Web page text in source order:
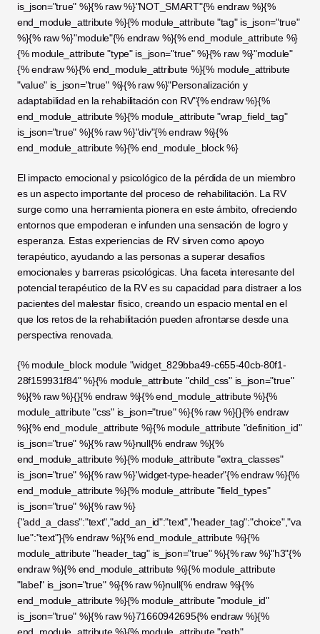
is_json="true" %}{% raw %}"NOT_SMART"{% endraw %}{%
end_module_attribute %}{% module_attribute "tag" is_json="true"
%}{% raw %}"module"{% endraw %}{% end_module_attribute %}
{% module_attribute "type" is_json="true" %}{% raw %}"module"
{% endraw %}{% end_module_attribute %}{% module_attribute
"value" is_json="true" %}{% raw %}"Personalización y
adaptabilidad en la rehabilitación con RV"{% endraw %}{%
end_module_attribute %}{% module_attribute "wrap_field_tag"
is_json="true" %}{% raw %}"div"{% endraw %}{%
end_module_attribute %}{% end_module_block %}
El impacto emocional y psicológico de la pérdida de un miembro
es un aspecto importante del proceso de rehabilitación. La RV
surge como una herramienta pionera en este ámbito, ofreciendo
entornos que empoderan e infunden una sensación de logro y
esperanza. Estas experiencias de RV sirven como apoyo
terapéutico, ayudando a las personas a superar desafíos
emocionales y barreras psicológicas. Una faceta interesante del
potencial terapéutico de la RV es su capacidad para distraer a los
pacientes del malestar físico, creando un espacio mental en el
que los retos de la rehabilitación pueden afrontarse desde una
perspectiva renovada.
{% module_block module "widget_829bba49-c655-40cb-80f1-
28f159931f84" %}{% module_attribute "child_css" is_json="true"
%}{% raw %}{}{% endraw %}{% end_module_attribute %}{%
module_attribute "css" is_json="true" %}{% raw %}{}{% endraw
%}{% end_module_attribute %}{% module_attribute "definition_id"
is_json="true" %}{% raw %}null{% endraw %}{%
end_module_attribute %}{% module_attribute "extra_classes"
is_json="true" %}{% raw %}"widget-type-header"{% endraw %}{%
end_module_attribute %}{% module_attribute "field_types"
is_json="true" %}{% raw %}
{"add_a_class":"text","add_an_id":"text","header_tag":"choice","va
lue":"text"}{% endraw %}{% end_module_attribute %}{%
module_attribute "header_tag" is_json="true" %}{% raw %}"h3"{%
endraw %}{% end_module_attribute %}{% module_attribute
"label" is_json="true" %}{% raw %}null{% endraw %}{%
end_module_attribute %}{% module_attribute "module_id"
is_json="true" %}{% raw %}71660942695{% endraw %}{%